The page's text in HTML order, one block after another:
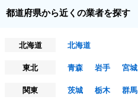
都道府県から近くの業者を探す
北海道
北海道
東北
青森 岩手 宮城
関東
茨城 栃木 群馬